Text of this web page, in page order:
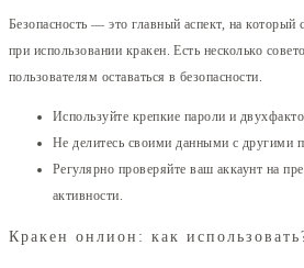
Безопасность — это главный аспект, на который
при использовании кракен. Есть несколько
пользователям оставаться в безопасности.
Используйте крепкие пароли и
Не делитесь своими данными с другими
Регулярно проверяйте ваш аккаунт на
активности.
Кракен онлион: как